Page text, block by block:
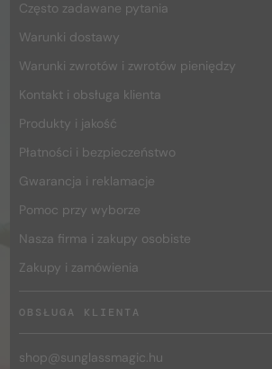
Często zadawane pytania
Warunki dostawy
Warunki zwrotów i zwrotów pieniędzy
Kontakt i obsługa klienta
Produkty i jakość
Płatności i bezpieczeństwo
Gwarancja i reklamacje
Pomoc przy wyborze
Nasza firma i zakupy osobiste
Zakupy i zamówienia
OBSŁUGA KLIENTA
shop@sunglassmagic.hu